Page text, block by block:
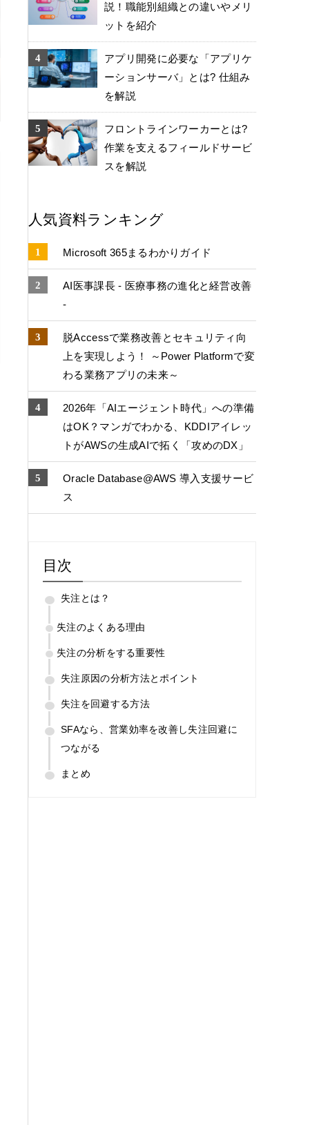
説！職能別組織との違いやメリ
ットを紹介
アプリ開発に必要な「アプリケ
ーションサーバ」とは? 仕組み
を解説
フロントラインワーカーとは?
作業を支えるフィールドサービ
スを解説
人気資料ランキング
Microsoft 365まるわかりガイド
AI医事課長 - 医療事務の進化と経営改善
-
脱Accessで業務改善とセキュリティ向
上を実現しよう！ ～Power Platformで変
わる業務アプリの未来～
2026年「AIエージェント時代」への準備
はOK？マンガでわかる、KDDIアイレッ
トがAWSの生成AIで拓く「攻めのDX」
Oracle Database@AWS 導入支援サービ
ス
目次
失注とは？
失注のよくある理由
失注の分析をする重要性
失注原因の分析方法とポイント
失注を回避する方法
SFAなら、営業効率を改善し失注回避に
つながる
まとめ